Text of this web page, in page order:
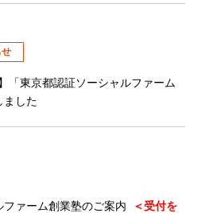
せ
「東京都認証ソーシャルファーム
ました
ァーム創業塾のご案内
＜受付を